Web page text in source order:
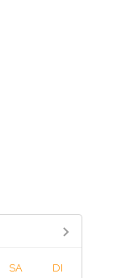
SA DI